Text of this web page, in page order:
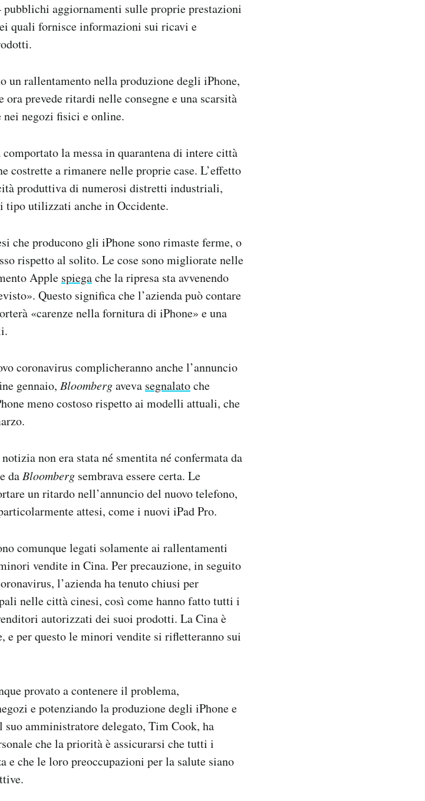
aggiornamenti sulle proprie prestazioni
quali fornisce informazioni sui ricavi e
un rallentamento nella produzione degli iPhone,
prevede ritardi nelle consegne e una scarsità
nei negozi fisici e online.
la messa in quarantena di intere città
costrette a rimanere nelle proprie case. L’effetto
produttiva di numerosi distretti industriali,
tipo utilizzati anche in Occidente.
che producono gli iPhone sono rimaste ferme, o
rispetto al solito. Le cose sono migliorate nelle
Apple spiegache la ripresa sta avvenendo
Questo significa che l’azienda può contare
«carenze nella fornitura di iPhone» e una
coronavirus complicheranno anche l’annuncio
gennaio, Bloombergaveva segnalatoche
meno costoso rispetto ai modelli attuali, che
non era stata né smentita né confermata da
daBloomberg sembrava essere certa. Le
un ritardo nell’annuncio del nuovo telefono,
attesi, come i nuovi iPad Pro.
comunque legati solamente ai rallentamenti
vendite in Cina. Per precauzione, in seguito
l’azienda ha tenuto chiusi per
nelle città cinesi, così come hanno fatto tutti i
autorizzati dei suoi prodotti. La Cina è
e per questo le minori vendite si rifletteranno sui
provato a contenere il problema,
e potenziando la produzione degli iPhone e
amministratore delegato, Tim Cook, ha
che la priorità è assicurarsi che tutti i
e che le loro preoccupazioni per la salute siano